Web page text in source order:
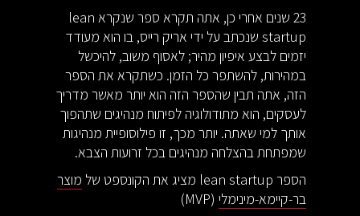
23 שנים אחרי כן, אתה תקרא ספר שנקרא lean
startup שנכתב על ידי אריק רייס, בו הוא מעודד
יזמים לבצע איפיון מהיר; לאסוף משוב, להיכשל
במהירות, להשתפר כל הזמן. כשתקרא את הספר
הזה, אתה תבין שהספר הזה הוא יותר מאשר מדריך
לעסקים, הוא מתודולוגיה לפיתוח מנהיגים שתהפוך
אותך למי שאתה. יותר מכך, זו פילוסופיית מנהיגות
שמפתחת בהצלחה מנהיגים בכל זרועות הצבא.
הספר lean startup מציג את הקונספט של
מוצר
בר-קיימא-מינימלי (MVP)